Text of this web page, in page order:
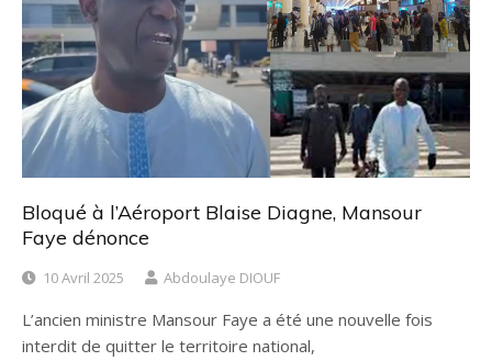
Bloqué à l’Aéroport Blaise Diagne, Mansour
Faye dénonce
10 Avril 2025 Abdoulaye DIOUF
L’ancien ministre Mansour Faye a été une nouvelle fois
interdit de quitter le territoire national,